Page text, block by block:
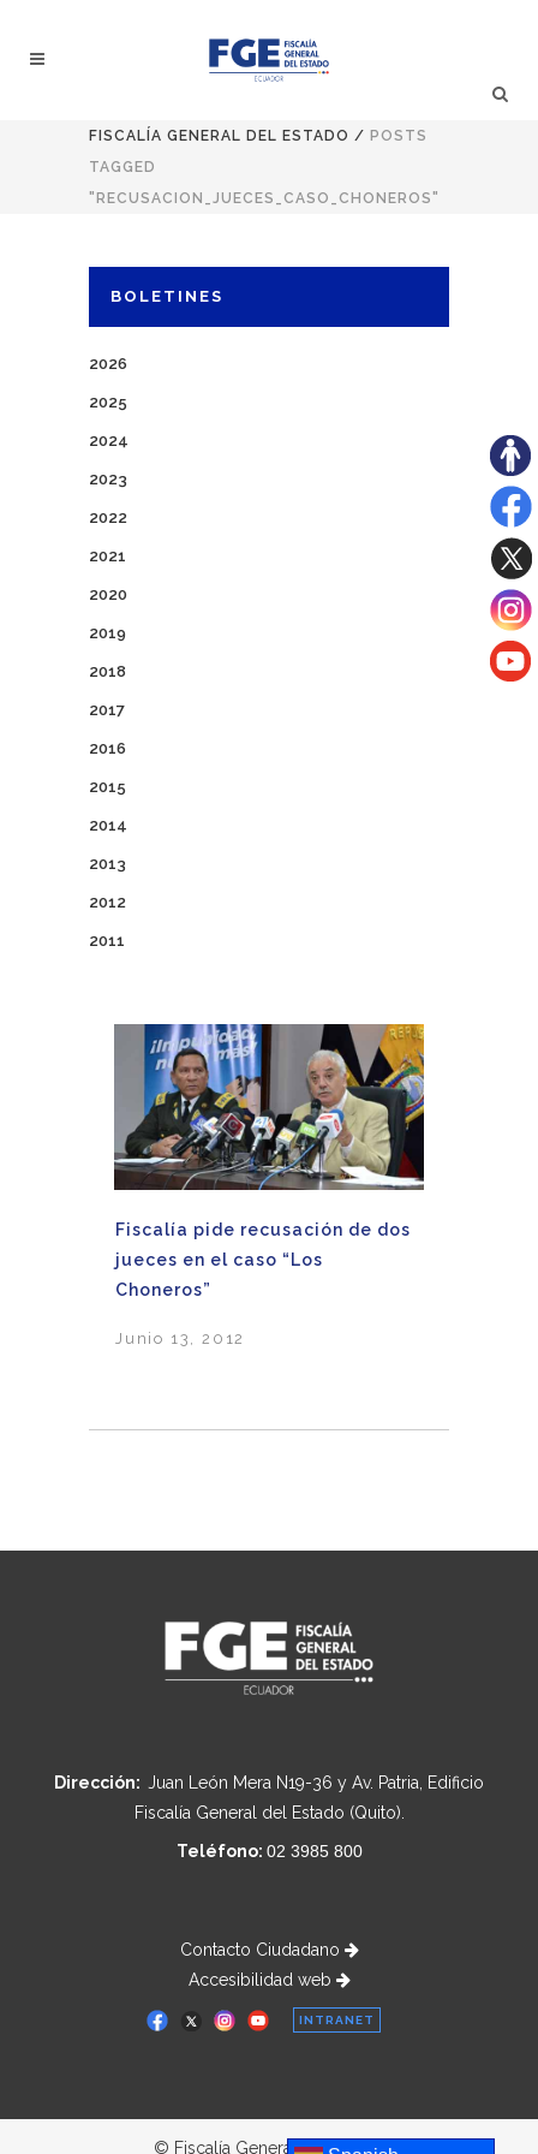
FISCALÍA GENERAL DEL ESTADO / POSTS
TAGGED
"RECUSACION_JUECES_CASO_CHONEROS"
BOLETINES
2026
2025
2024
2023
2022
2021
2020
2019
2018
2017
2016
2015
2014
2013
2012
2011
Fiscalía pide recusación de dos
jueces en el caso “Los
Choneros”
Junio 13, 2012
Dirección: Juan León Mera N19-36 y Av. Patria, Edificio
Fiscalía General del Estado (Quito).
Teléfono: 02 3985 800
Contacto Ciudadano
Accesibilidad web
INTRANET
© Fiscalía General del Estado